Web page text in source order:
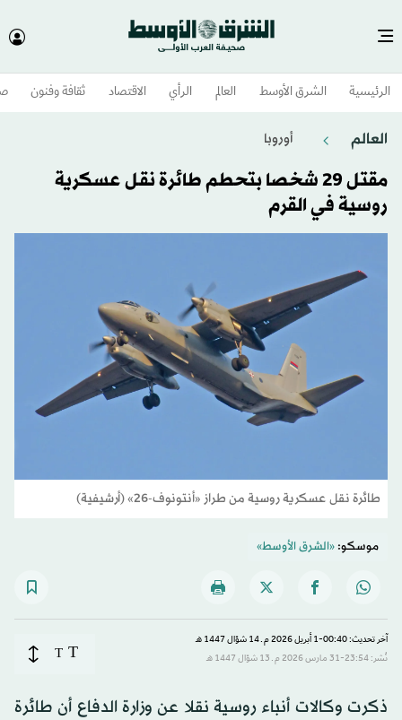
الرئيسية الشرق الأوسط​ العالم الرأي الاقتصاد ثقافة وفنون
العالم أوروبا
مقتل 29 شخصا بتحطم طائرة نقل عسكرية
روسية في القرم
طائرة نقل عسكرية روسية من طراز «أنتونوف-26» (أرشيفية)
موسكو:«الشرق الأوسط»
آخر تحديث: 00:40-1 أبريل 2026 م ـ 14 شوّال 1447 هـ
نُشر: 23:54-31 مارس 2026 م ـ 13 شوّال 1447 هـ
T
T
ذكرت وكالات أنباء روسية نقلا عن وزارة الدفاع أن طائرة